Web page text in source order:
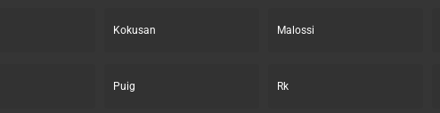
Kokusan Malossi
Puig Rk